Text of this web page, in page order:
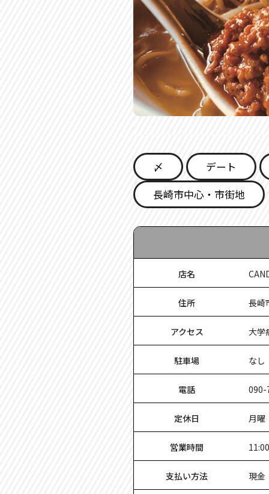
〆
デート
長崎市中心・市街地
店名
住所 長崎
アクセス 大学
駐車場 なし
電話 090-
定休日 月曜
営業時間
支払い方法 現金